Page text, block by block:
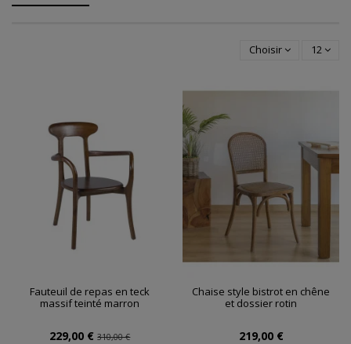
Choisir 12
Fauteuil de repas en teck
massif teinté marron
229,00 €310,00 €
Chaise style bistrot en chêne
et dossier rotin
219,00 €